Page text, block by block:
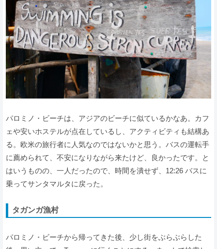
パロミノ・ビーチは、アジアのビーチに似ているかなあ。カフ
ェや安いホステルが点在しているし、アクティビティも結構あ
る。欧米の旅行者に人気なのではないかと思う。バスの運転手
に薦められて、不安になりながら来たけど、良かったです。と
はいうものの、一人だったので、時間を潰せず、12:26 バスに
乗ってサンタマルタに戻った。
タガンガ漁村
パロミノ・ビーチから帰ってきた後、少し街をぶらぶらした